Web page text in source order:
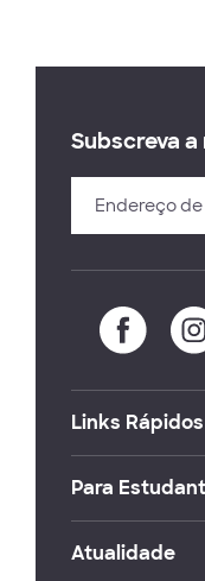
Subscreva
Links Rápidos
Para
Atualidade